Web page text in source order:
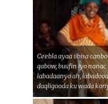
Ceebla ayaa iibisa
qabow, buufin iyo
labadaanyo ah,
daqligooda ku wada